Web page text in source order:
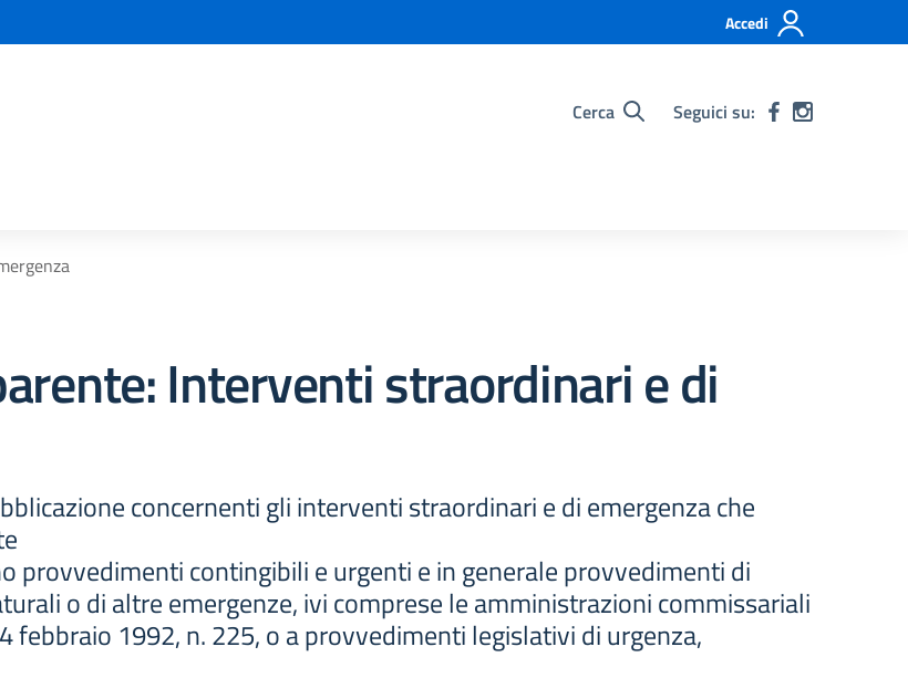
Accedi
Cerca Seguici su:
Interventi straordinari e di
concernenti gli interventi straordinari e di emergenza che
provvedimenti contingibili e urgenti e in generale provvedimenti di
o di altre emergenze, ivi comprese le amministrazioni commissariali
febbraio 1992, n. 225, o a provvedimenti legislativi di urgenza,